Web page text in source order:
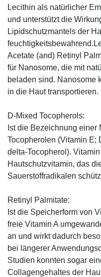
Lecithin als natürlicher
und unterstützt die
Lipidschutzmantels der
Acetate (and) Retinyl
für Nanosome, die mit
beladen sind. Nanosome
in die Haut transportieren.
D-Mixed Tocopherols:
Ist die Bezeichnung
Tocopherolen (Vitamin E;
delta-Tocopherol).
Hautschutzvitamin, das
Sauerstoffradikalen
Retinyl Palmitate:
Ist die Speicherform von
freie Vitamin A
an und wirkt dadurch
bei längerer
Studien konnten sogar
Collagengehaltes der